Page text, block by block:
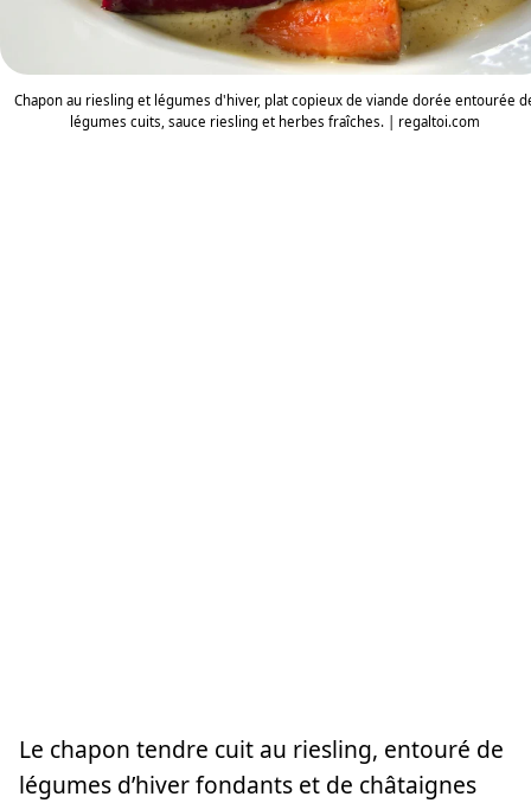
Chapon au riesling et légumes d'hiver, plat copieux de viande dorée entourée
légumes cuits, sauce riesling et herbes fraîches. | regaltoi.com
Le chapon tendre cuit au riesling, entouré de
légumes d’hiver fondants et de châtaignes